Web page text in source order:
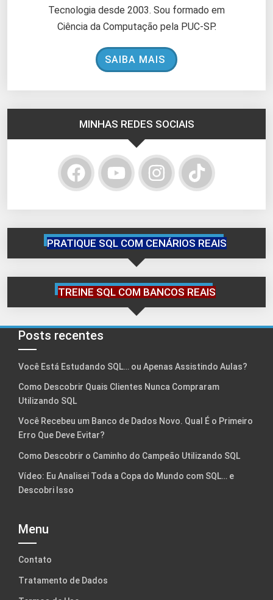
Tecnologia desde 2003. Sou formado em
Ciência da Computação pela PUC-SP.
SAIBA MAIS
MINHAS REDES SOCIAIS
PRATIQUE SQL COM CENÁRIOS REAIS
TREINE SQL COM BANCOS REAIS
Posts recentes
Você Está Estudando SQL… ou Apenas Assistindo Aulas?
Como Descobrir Quais Clientes Nunca Compraram
Utilizando SQL
Você Recebeu um Banco de Dados Novo. Qual É o Primeiro
Erro Que Deve Evitar?
Como Descobrir o Caminho do Campeão Utilizando SQL
Vídeo: Eu Analisei Toda a Copa do Mundo com SQL… e
Descobri Isso
Menu
Contato
Tratamento de Dados